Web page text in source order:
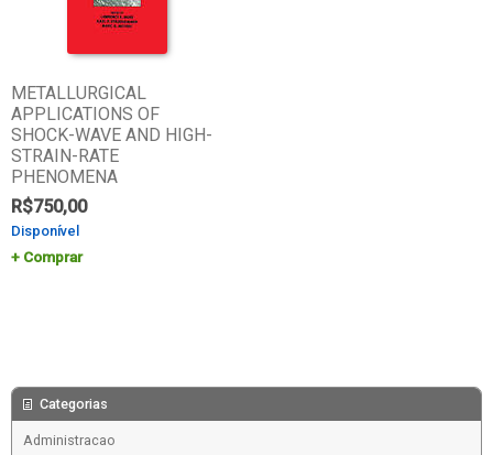
METALLURGICAL
APPLICATIONS OF
SHOCK-WAVE AND HIGH-
STRAIN-RATE
PHENOMENA
R$750,00
Disponível
Comprar
Categorias
Administracao